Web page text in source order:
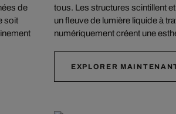
de
soit
tous. Les structures scintillent
un fleuve de lumière liquide à
numériquement créent une
EXPLORER